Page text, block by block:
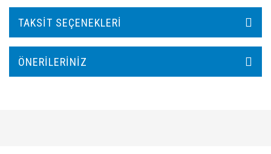
TAKSIT SEÇENEKLERI
ÖNERILERINIZ